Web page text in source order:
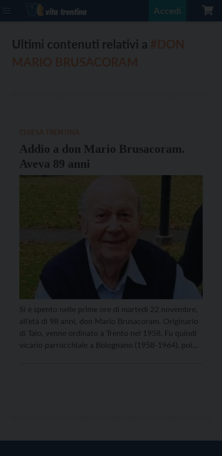
Accedi
Ultimi contenuti relativi a
Addio a don Mario Brusacoram.
Aveva 89 anni
Si è spento nelle prime ore di martedì 22 novembre,
all’età di 98 anni, don Mario Brusacoram. Originario
di Taio, venne ordinato a Trento nel 1958. Fu quindi
vicario parrocchiale a Bolognano (1958-1964), poi